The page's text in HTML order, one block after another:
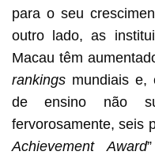
para o seu
outro lado, as
Macau têm
rankings mundiais e,
de ensino não
fervorosamente, seis
Achievement Award